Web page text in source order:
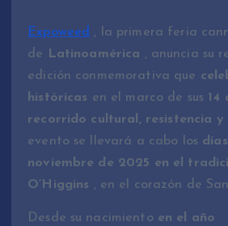
Expoweed , la primera feria
de Latinoamérica , anuncia su
edición conmemorativa que
históricas en el marco de sus 14
recorrido cultural, resistencia y
evento se llevará a cabo los
noviembre de 2025 en el
O’Higgins , en el corazón de
Desde su nacimiento en el año